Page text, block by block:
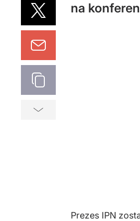
na
Prezes IPN